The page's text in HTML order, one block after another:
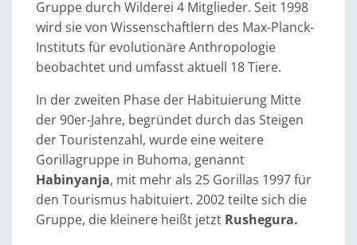
Gruppe durch Wilderei 4 Mitglieder. Seit 1998
wird sie von Wissenschaftlern des Max-Planck-
Instituts für evolutionäre Anthropologie
beobachtet und umfasst aktuell 18 Tiere.
In der zweiten Phase der Habituierung Mitte
der 90er-Jahre, begründet durch das Steigen
der Touristenzahl, wurde eine weitere
Gorillagruppe in Buhoma, genannt
Habinyanja, mit mehr als 25 Gorillas 1997 für
den Tourismus habituiert. 2002 teilte sich die
Gruppe, die kleinere heißt jetzt Rushegura.